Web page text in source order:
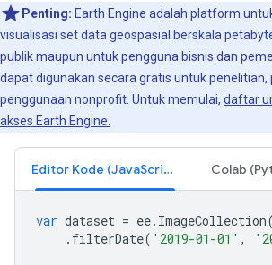
Penting: Earth Engine adalah platform
visualisasi set data geospasial berskala
publik maupun untuk pengguna bisnis dan
dapat digunakan secara gratis untuk penelitian,
penggunaan nonprofit. Untuk memulai, daftar
akses Earth Engine.
Editor Kode (JavaScript) Colab
var dataset = ee. ImageCollection(
. filterDate( '2019-01-01' ,